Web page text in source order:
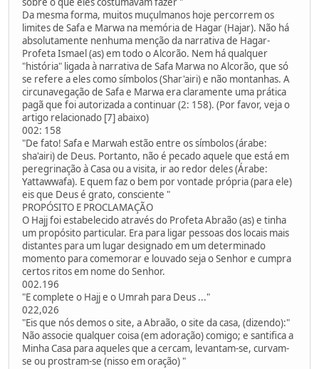
Da mesma forma, muitos muçulmanos hoje percorrem os
limites de Safa e Marwa na memória de Hagar (Hajar). Não há
absolutamente nenhuma menção da narrativa de Hagar-
Profeta Ismael (as) em todo o Alcorão. Nem há qualquer
"história" ligada à narrativa de Safa Marwa no Alcorão, que só
se refere a eles como símbolos (Shar'airi) e não montanhas. A
circunavegação de Safa e Marwa era claramente uma prática
pagã que foi autorizada a continuar (2: 158). (Por favor, veja o
artigo relacionado [7] abaixo)
002: 158
"De fato! Safa e Marwah estão entre os símbolos (árabe:
sha'airi) de Deus. Portanto, não é pecado aquele que está em
peregrinação à Casa ou a visita, ir ao redor deles (Árabe:
Yattawwafa). E quem faz o bem por vontade própria (para ele)
eis que Deus é grato, consciente "
PROPÓSITO E PROCLAMAÇÃO
O Hajj foi estabelecido através do Profeta Abraão (as) e tinha
um propósito particular. Era para ligar pessoas dos locais mais
distantes para um lugar designado em um determinado
momento para comemorar e louvado seja o Senhor e cumpra
certos ritos em nome do Senhor.
002.196
"E complete o Hajj e o Umrah para Deus ..."
022,026
"Eis que nós demos o site, a Abraão, o site da casa, (dizendo):"
Não associe qualquer coisa (em adoração) comigo; e santifica a
Minha Casa para aqueles que a cercam, levantam-se, curvam-
se ou prostram-se (nisso em oração) "